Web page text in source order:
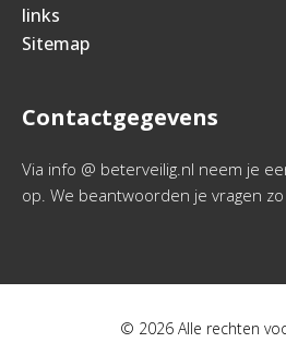
links
Sitemap
Contactgegevens
Via info @ beterveilig.nl neem je
op. We beantwoorden je vragen
© 2026 Alle rechten